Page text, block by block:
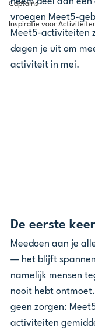
Captains
Inspiratie voor
vroegen Meet5-
Meet5-activiteiten
dagen je uit om
activiteit in mei.
De eerste keer
Meedoen aan je
— het blijft
namelijk mensen
nooit hebt
geen zorgen:
activiteiten